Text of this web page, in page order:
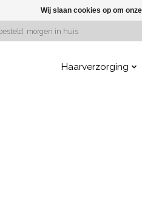
morgen in huis
Haarverzorging
Wij slaan cookies op om